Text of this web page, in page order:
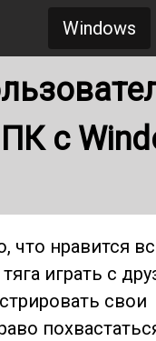
Windows
с
что нравится
играть с
свои